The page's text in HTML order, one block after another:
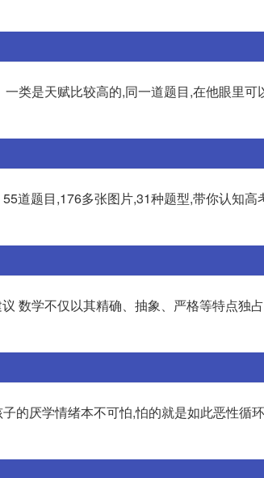
类是天赋比较高的,同一道题目,在他眼里
道题目,176多张图片,31种题型,带你认知
数学不仅以其精确、抽象、严格等特点独
的厌学情绪本不可怕,怕的就是如此恶性循